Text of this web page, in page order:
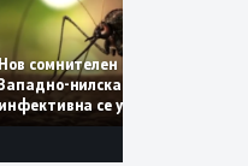
Нов сомнителен случај од
Западно-нилска треска, на
инфективна се уште има
пациенти во критична